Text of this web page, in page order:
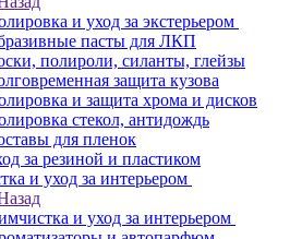
и уход за экстерьером
пасты для ЛКП
полироли, силанты, глейзы
защита кузова
и защита хрома и дисков
стекол, антидождь
для пленок
за резиной и пластиком
и уход за интерьером
и уход за интерьером